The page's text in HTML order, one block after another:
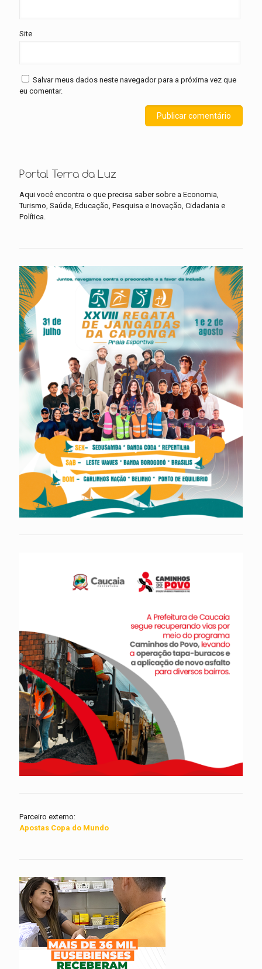
Site
Salvar meus dados neste navegador para a próxima vez que
eu comentar.
Portal Terra da Luz
Aqui você encontra o que precisa saber sobre a Economia,
Turismo, Saúde, Educação, Pesquisa e Inovação, Cidadania e
Política.
Parceiro externo:
Apostas Copa do Mundo